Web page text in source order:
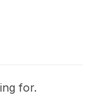
for.